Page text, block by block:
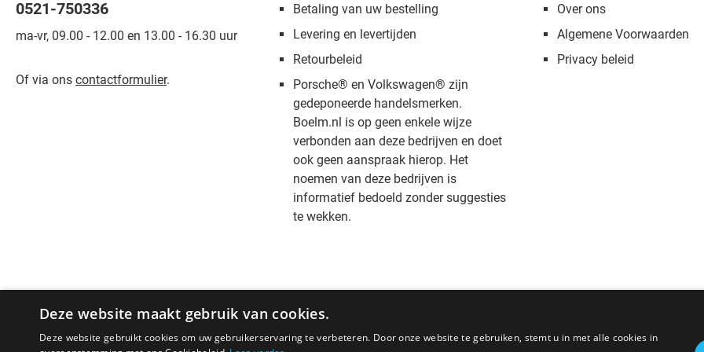
0521-750336
ma-vr, 09.00 - 12.00 en 13.00 - 16.30 uur
Of via ons contactformulier.
Betaling van uw bestelling
Levering en levertijden
Retourbeleid
Porsche® en Volkswagen® zijn
gedeponeerde handelsmerken.
Boelm.nl is op geen enkele wijze
verbonden aan deze bedrijven en doet
ook geen aanspraak hierop. Het
noemen van deze bedrijven is
informatief bedoeld zonder suggesties
te wekken.
Over ons
Algemene Voorwaarden
Privacy beleid
Deze website maakt gebruik van cookies.
Deze website gebruikt cookies om uw gebruikerservaring te verbeteren. Door onze website te gebruiken, stemt u in met alle cookies in